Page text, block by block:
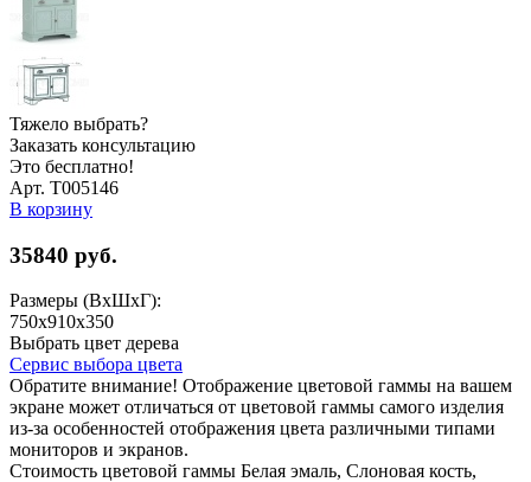
Тяжело выбрать?
Заказать консультацию
Это бесплатно!
Арт. Т005146
В корзину
35840 руб.
Размеры (ВхШхГ):
750x910x350
Выбрать цвет дерева
Сервис выбора цвета
Обратите внимание! Отображение цветовой гаммы на вашем
экране может отличаться от цветовой гаммы самого изделия
из-за особенностей отображения цвета различными типами
мониторов и экранов.
Стоимость цветовой гаммы Белая эмаль, Слоновая кость,